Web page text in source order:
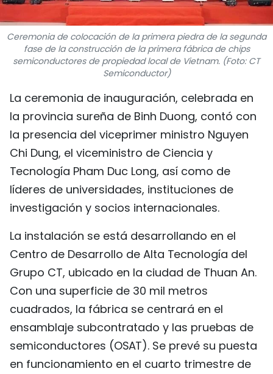
¿QUIÉNES SOMOS?
TIẾNG VIỆT
中文
FRANÇAIS
РУССКИЙ
Ceremonia de colocación de la primera piedra de la segunda
fase de la construcción de la primera fábrica de chips
semiconductores de propiedad local de Vietnam. (Foto: CT
Semiconductor)
La ceremonia de inauguración, celebrada en
la provincia sureña de Binh Duong, contó con
la presencia del viceprimer ministro Nguyen
Chi Dung, el viceministro de Ciencia y
Tecnología Pham Duc Long, así como de
líderes de universidades, instituciones de
investigación y socios internacionales.
La instalación se está desarrollando en el
Centro de Desarrollo de Alta Tecnología del
Grupo CT, ubicado en la ciudad de Thuan An.
Con una superficie de 30 mil metros
cuadrados, la fábrica se centrará en el
ensamblaje subcontratado y las pruebas de
semiconductores (OSAT). Se prevé su puesta
en funcionamiento en el cuarto trimestre de